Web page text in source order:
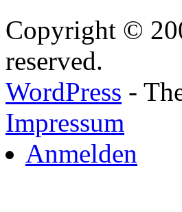
Copyright ©
reserved.
WordPress -
Impressum
Anmelden